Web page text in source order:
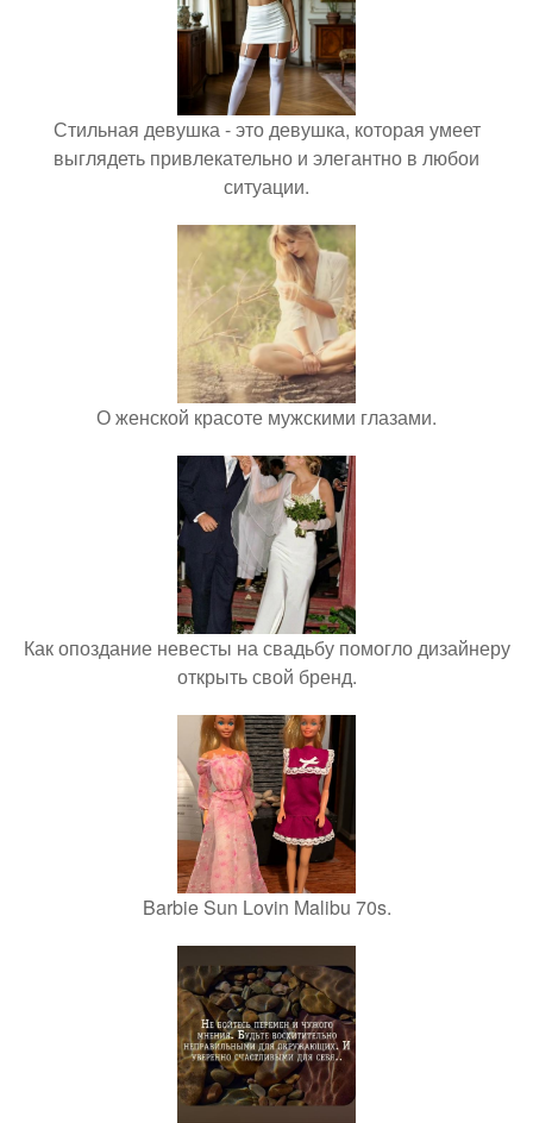
Стильная девушка - это девушка, которая умеет
выглядеть привлекательно и элегантно в любои
ситуации.
О женской красоте мужскими глазами.
Как опоздание невесты на свадьбу помогло дизайнеру
открыть свой бренд.
Barbie Sun Lovin Malibu 70s.